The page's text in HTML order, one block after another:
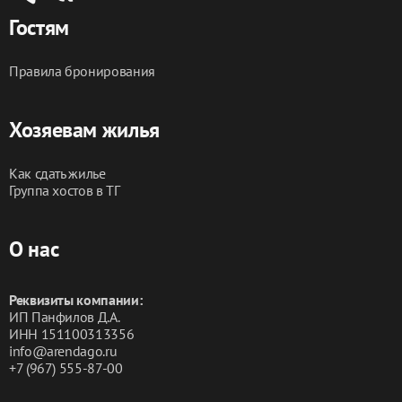
Гостям
Правила бронирования
Хозяевам жилья
Как сдать жилье
Группа хостов в ТГ
О нас
Реквизиты компании:
ИП Панфилов Д.А.
ИНН 151100313356
info@arendago.ru
+7 (967) 555-87-00